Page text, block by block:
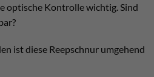
optische Kontrolle wichtig. Sind
ist diese Reepschnur umgehend